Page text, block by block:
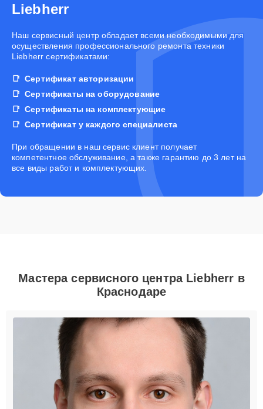
Liebherr
Наш сервисный центр обладает всеми необходимыми для
осуществления профессионального ремонта техники
Liebherr сертификатами:
Сертификат авторизации
Сертификаты на оборудование
Сертификаты на комплектующие
Сертификат у каждого специалиста
При обращении в наш сервис клиент получает
компетентное обслуживание, а также гарантию до 3 лет на
все виды работ и комплектующих.
Мастера сервисного центра Liebherr в
Краснодаре